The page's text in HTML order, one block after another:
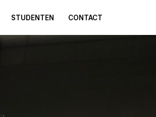
STUDENTEN CONTACT